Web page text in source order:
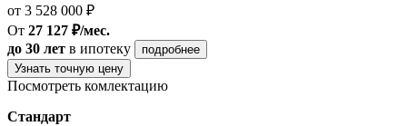
от 3 528 000 ₽
От 27 127 ₽/мес.
до 30 лет в ипотеку
подробнее
Узнать точную цену
Посмотреть комлектацию
Стандарт